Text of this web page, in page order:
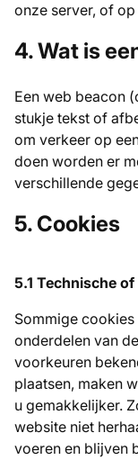
onze server, of
4. Wat is
Een web beacon
stukje tekst of
om verkeer op
doen worden er
verschillende
5. Cookies
5.1 Technische
Sommige
onderdelen van
voorkeuren
plaatsen, maken
u gemakkelijker.
website niet
voeren en blijven